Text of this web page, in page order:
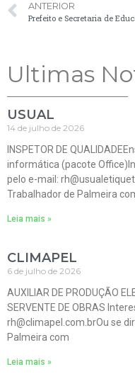
ANTERIOR
Ultimas
USUAL
14 de julho de 2026
INSPETOR DE
informática (pacote
pelo e-mail:
Trabalhador de Palmeira
Leia mais »
CLIMAPEL
6 de julho de 2026
AUXILIAR DE PRODUÇÃO
SERVENTE DE OBRAS
rh@climapel.com.brOu se
Palmeira com
Leia mais »